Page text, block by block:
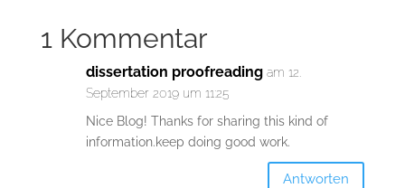
1 Kommentar
dissertation proofreading am 12.
September 2019 um 11:25
Nice Blog! Thanks for sharing this kind of
information.keep doing good work.
Antworten